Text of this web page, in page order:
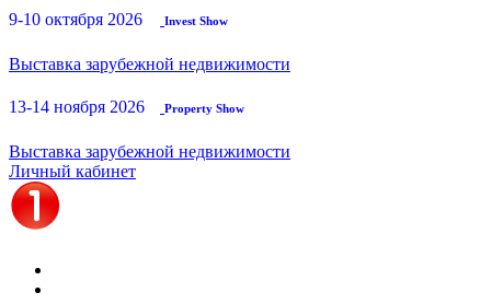
9-10 октября 2026 Invest Show
Выставка зарубежной недвижимости
13-14 ноября 2026 Property Show
Выставка зарубежной недвижимости
Личный кабинет